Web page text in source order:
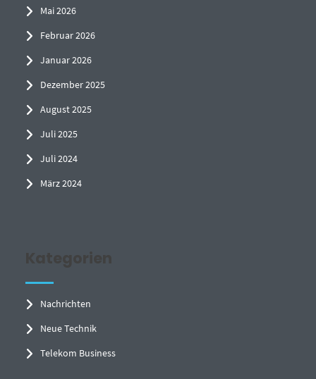
Mai 2026
Februar 2026
Januar 2026
Dezember 2025
August 2025
Juli 2025
Juli 2024
März 2024
Kategorien
Nachrichten
Neue Technik
Telekom Business